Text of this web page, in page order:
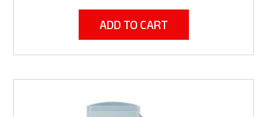
ADD TO CART